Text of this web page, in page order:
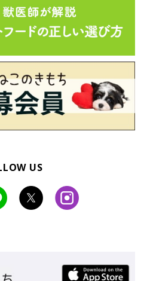
と、さまざまな役割を担うキャッ
いアイテムだからこそ、機能面だ
いですよね。
外にも、さまざまな形状・デザイ
ています。市販のおしゃれなキャ
愛猫のために手作りしたい人も、
承をいただいたうえで制作してい
US